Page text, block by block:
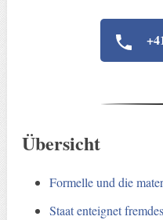
Übersicht
Formelle und die
Staat enteignet